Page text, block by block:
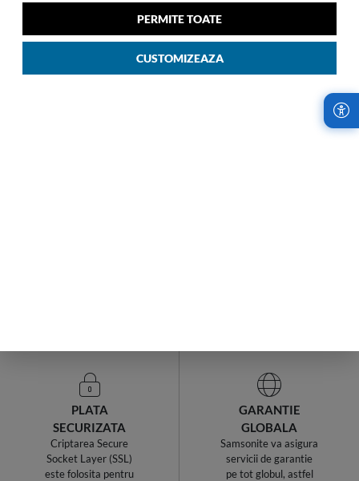
PERMITE TOATE
CUSTOMIZEAZA
PLATA
SECURIZATA
Criptarea Secure
Socket Layer (SSL)
este folosita pentru
GARANTIE
GLOBALA
Samsonite va asigura
servicii de garantie
pe tot globul, astfel